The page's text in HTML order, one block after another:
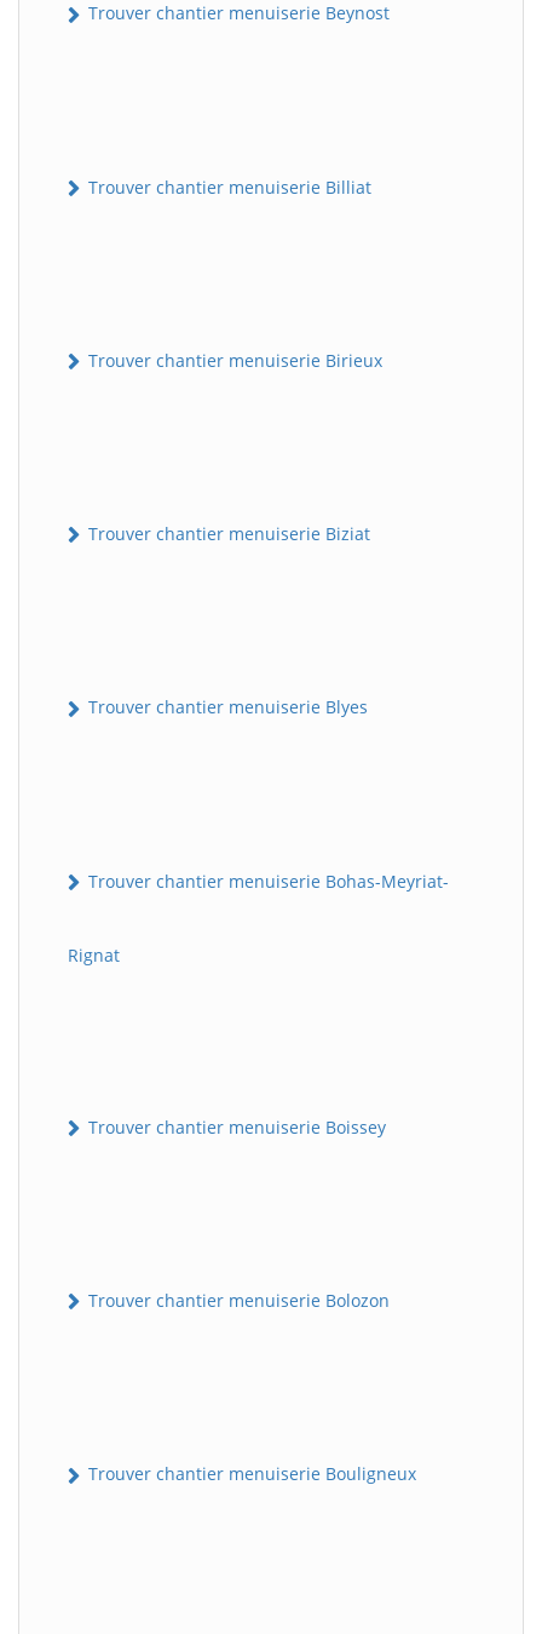
Trouver chantier menuiserie Beynost
Trouver chantier menuiserie Billiat
Trouver chantier menuiserie Birieux
Trouver chantier menuiserie Biziat
Trouver chantier menuiserie Blyes
Trouver chantier menuiserie Bohas-Meyriat-
Rignat
Trouver chantier menuiserie Boissey
Trouver chantier menuiserie Bolozon
Trouver chantier menuiserie Bouligneux